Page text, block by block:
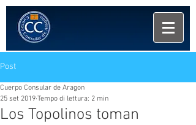
Post
Los Topolinos toman
Cuerpo Consular de Aragon
25 set 2019 Tempo di lettura: 2 min